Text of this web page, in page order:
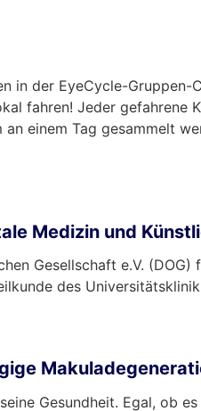
in der EyeCycle-
fahren! Jeder
einem Tag gesammelt
Medizin und
Gesellschaft e.V.
des
Gesundheit. Egal, ob